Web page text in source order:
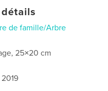
de famille/Arbre
25×20 cm
2019